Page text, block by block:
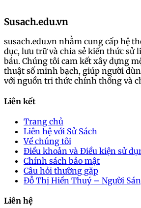
Susach.edu.vn
susach.edu.vn nhằm cung cấp hệ
dục, lưu trữ và chia sẻ kiến thức sử
báu. Chúng tôi cam kết xây dựng
thuật số minh bạch, giúp người
với nguồn tri thức chính thống và
Liên kết
Trang chủ
Liên hệ với Sử Sách
Về chúng tôi
Điều khoản và Điều kiện sử
Chính sách bảo mật
Câu hỏi thường gặp
Đỗ Thị Hiền Thuý – Người
Liên hệ